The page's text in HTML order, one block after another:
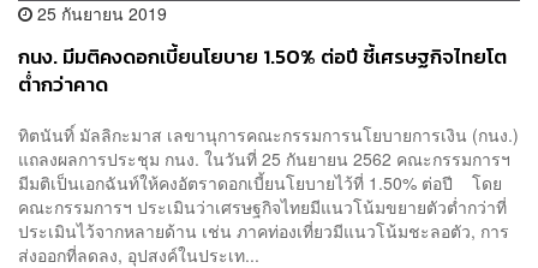
25 กันยายน 2019
กนง. มีมติคงดอกเบี้ยนโยบาย 1.50% ต่อปี ชี้เศรษฐกิจไทยโต
ต่ำกว่าคาด
ทิตนันทิ์ มัลลิกะมาส เลขานุการคณะกรรมการนโยบายการเงิน (กนง.)
แถลงผลการประชุม กนง. ในวันที่ 25 กันยายน 2562 คณะกรรมการฯ
มีมติเป็นเอกฉันท์ให้คงอัตราดอกเบี้ยนโยบายไว้ที่ 1.50% ต่อปี โดย
คณะกรรมการฯ ประเมินว่าเศรษฐกิจไทยมีแนวโน้มขยายตัวต่ำกว่าที่
ประเมินไว้จากหลายด้าน เช่น ภาคท่องเที่ยวมีแนวโน้มชะลอตัว, การ
ส่งออกที่ลดลง, อุปสงค์ในประเท...